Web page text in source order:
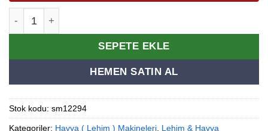
SEPETE EKLE
HEMEN SATIN AL
Alternative:
Stok kodu: sm12294
Kategoriler: Havya ( Lehim ) Makineleri, Lehim & Havya